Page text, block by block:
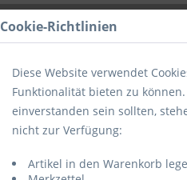
Cookie-Richtlinien
Diese Website verwendet
Funktionalität bieten zu
einverstanden sein sollten,
nicht zur Verfügung:
Artikel in den Warenkorb